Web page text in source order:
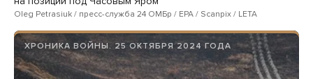
Oleg Petrasiuk / пресс-служба 24 ОМБр / EPA / Scanpix / LETA
ХРОНИКА ВОЙНЫ. 25 ОКТЯБРЯ 2024 ГОДА